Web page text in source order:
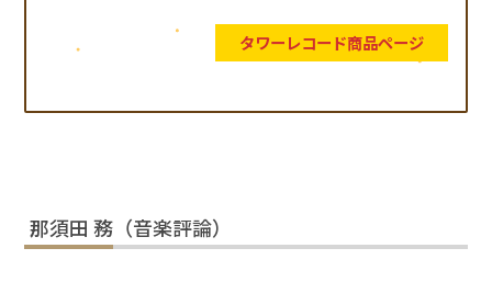
タワーレコード商品ページ
那須田 務（音楽評論）